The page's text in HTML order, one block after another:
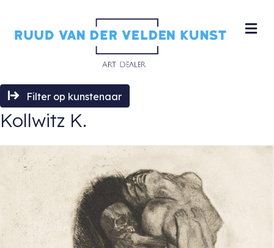
Filter op kunstenaar
Kollwitz K.